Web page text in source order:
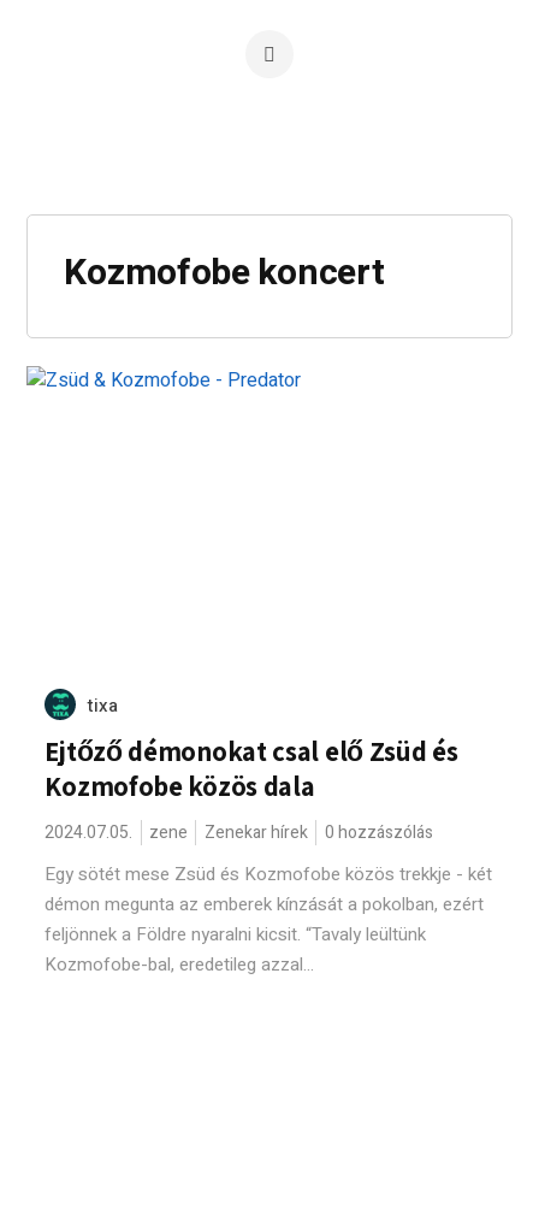
Kozmofobe koncert
tixa
Ejtőző démonokat csal elő Zsüd és
Kozmofobe közös dala
2024.07.05. zene Zenekar hírek 0 hozzászólás
Egy sötét mese Zsüd és Kozmofobe közös trekkje - két
démon megunta az emberek kínzását a pokolban, ezért
feljönnek a Földre nyaralni kicsit. “Tavaly leültünk
Kozmofobe-bal, eredetileg azzal...